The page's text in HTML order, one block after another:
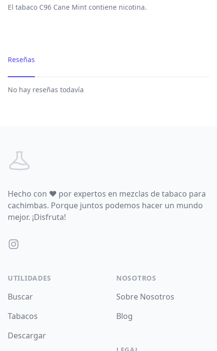
El tabaco C96 Cane Mint contiene nicotina.
Reseñas
No hay reseñas todavía
Hecho con ♥ por expertos en mezclas de tabaco para
cachimbas. Porque juntos podemos hacer un mundo
mejor. ¡Disfruta!
Instagram
UTILIDADES
Buscar
Tabacos
Descargar
NOSOTROS
Sobre Nosotros
Blog